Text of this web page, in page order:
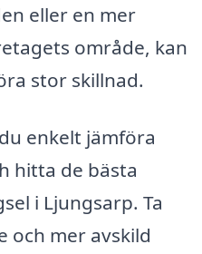
eller en mer
område, kan
stor skillnad.
enkelt jämföra
hitta de bästa
i Ljungsarp. Ta
och mer avskild